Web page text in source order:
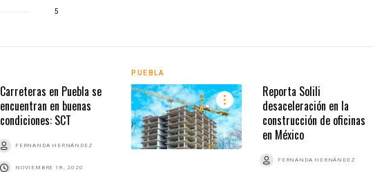
5
Carreteras en Puebla se
encuentran en buenas
condiciones: SCT
FERNANDA HERNÁNDEZ
NOVIEMBRE 18, 2020
PUEBLA
Reporta Solili
desaceleración en la
construcción de oficinas
en México
FERNANDA HERNÁNDEZ